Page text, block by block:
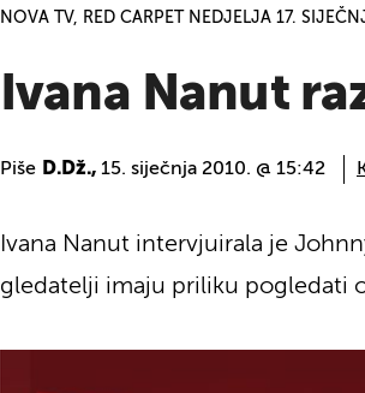
NOVA TV, RED CARPET NEDJELJA 17.
Ivana Nanut
Piše D.Dž., 15. siječnja 2010. @ 15:42
Ivana Nanut intervjuirala je
gledatelji imaju priliku pogledati